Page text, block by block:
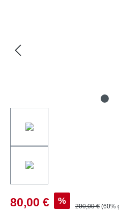
80,00 € %
200,00 € (60%